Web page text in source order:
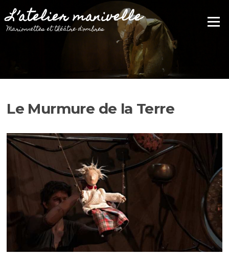
au
contenu
L’atelier manivelle
Marionnettes et théâtre d'ombres
Menu
Le Murmure de la Terre